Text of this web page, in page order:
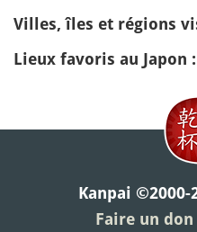
Villes, îles et régions
Lieux favoris au Japon :
Kanpai ©2000-
Faire un don